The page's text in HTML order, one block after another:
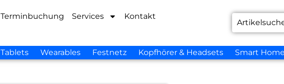
Terminbuchung Services
Kontakt
Tablets Wearables Festnetz Kopfhörer & Headsets Smart